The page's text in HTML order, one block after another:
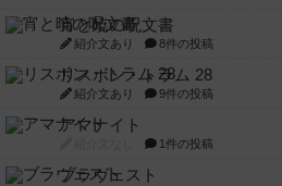
宵と暁の呪文書
紹介文あり 8件の投稿
リスボン・トラム 28
紹介文あり 9件の投稿
アマナイト
1件の投稿
ブラヴェスト